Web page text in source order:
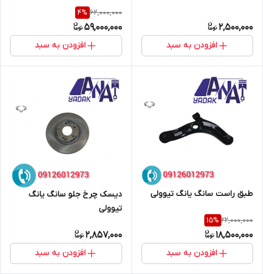
2,500,000
افزودن به سبد
62,000,000
4%
59,000,000
افزودن به سبد
طبق راست سانگ یانگ تیوولی
22,000,000
15%
18,500,000
افزودن به سبد
دیسک چرخ جلو سانگ یانگ
تیوولی
2,857,000
افزودن به سبد